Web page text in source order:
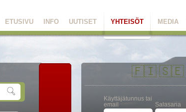
MEDIA
YHTEISÖT
UUTISET
INFO
ETUSIVU
🇫🇮🇸🇪
Käyttäjätunnus tai
email
Salasana